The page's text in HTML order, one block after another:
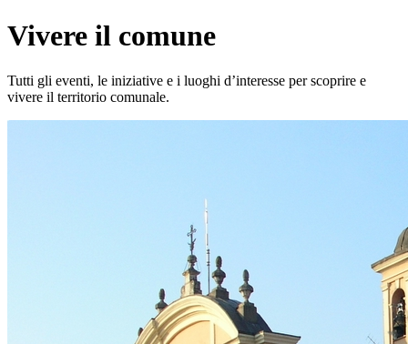
Vivere il comune
Tutti gli eventi, le iniziative e i luoghi d’interesse per scoprire e
vivere il territorio comunale.